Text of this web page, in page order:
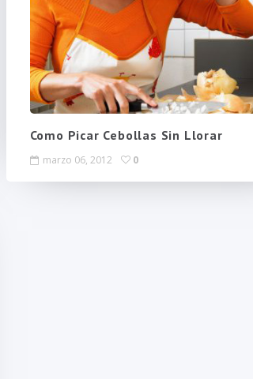
Como Picar Cebollas Sin Llorar
marzo 06, 2012 0